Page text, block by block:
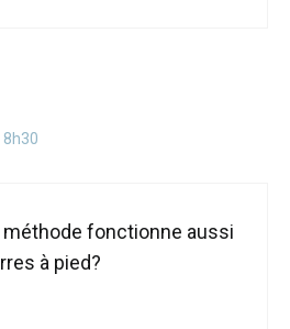
8h30
fonctionne aussi
à pied?